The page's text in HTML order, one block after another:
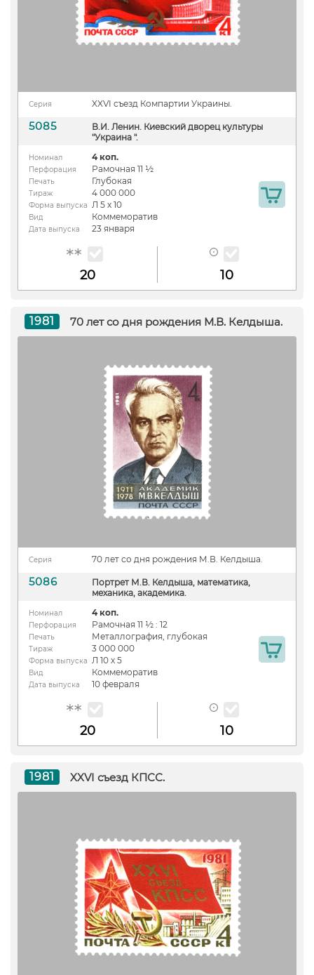
Серия XXVI съезд Компартии Украины.
5085
В.И. Ленин. Киевский дворец культуры
"Украина ".
Номинал 4 коп.
Перфорация Рамочная 11 ½
Печать Глубокая
Тираж 4 000 000
Форма выпуска Л 5 х 10
Вид Коммеморатив
Дата выпуска 23 января
20 10
1981 70 лет со дня рождения М.В. Келдыша.
Серия 70 лет со дня рождения М.В. Келдыша.
5086
Портрет М.В. Келдыша, математика,
механика, академика.
Номинал 4 коп.
Перфорация Рамочная 11 ½ : 12
Печать Металлография, глубокая
Тираж 3 000 000
Форма выпуска Л 10 х 5
Вид Коммеморатив
Дата выпуска 10 февраля
20 10
1981 XXVI съезд КПСС.